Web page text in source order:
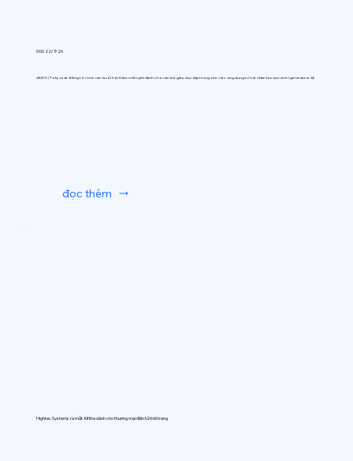
0:00 22/7/26
AIUEO (Tokyo) sẽ đồng tổ chức các buổi hội thảo miễn phí dành cho cán bộ giáo dục tập trung vào việc ứng dụng trí tuệ nhân tạo tạo sinh (generative AI)
đọc thêm
Hightec Systems ra mắt AIfitte dành cho thương mại điện tử thời trang